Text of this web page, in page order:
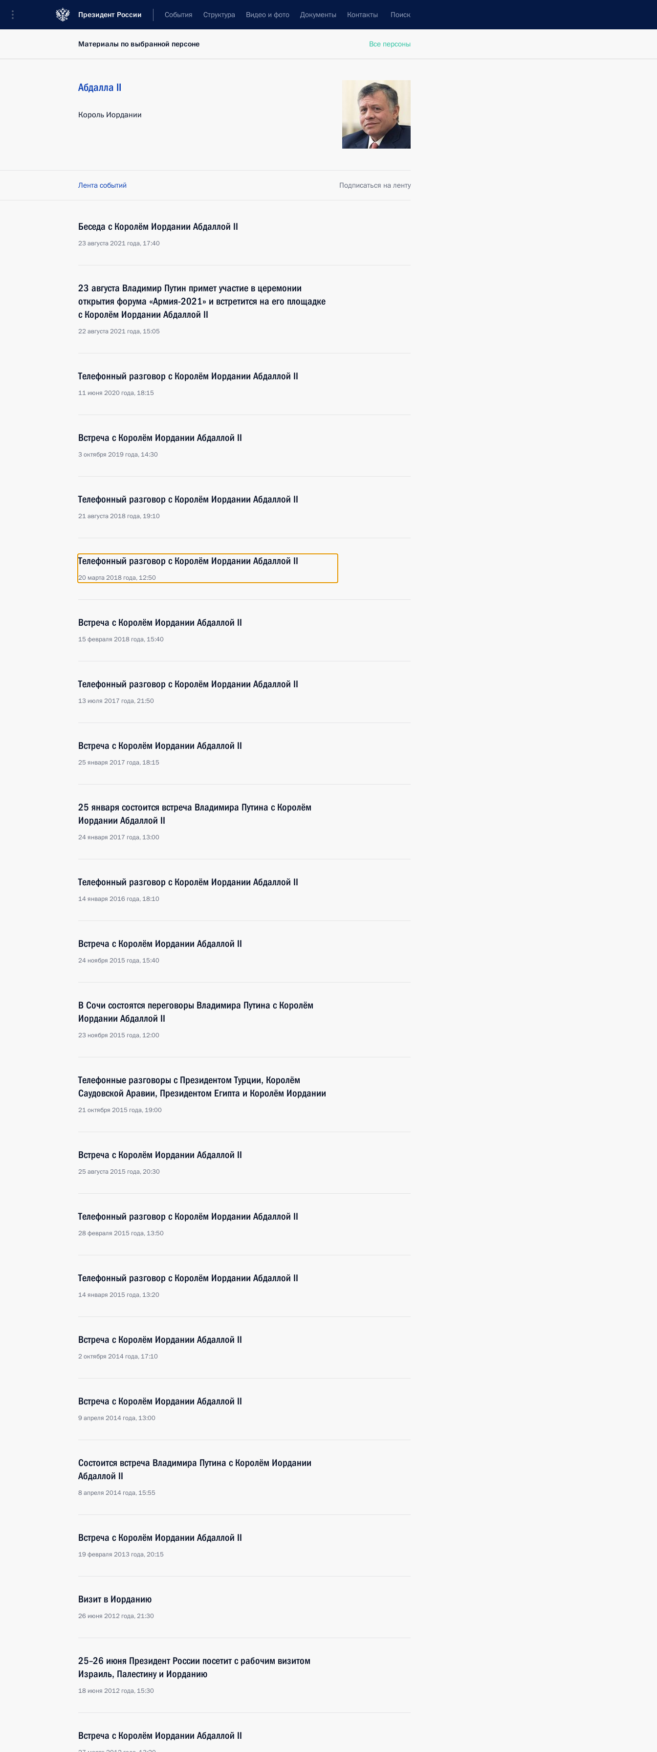
Президент России События Структура Видео и фото Документы Контакты Поиск
Все персоны
Материалы по выбранной персоне
Абдалла II
Король Иордании
Лента событий Подписаться на ленту
Беседа с Королём Иордании Абдаллой II
23 августа 2021 года, 17:40
23 августа Владимир Путин примет участие в церемонии
открытия форума «Армия-2021» и встретится на его площадке
с Королём Иордании Абдаллой II
22 августа 2021 года, 15:05
Телефонный разговор с Королём Иордании Абдаллой II
11 июня 2020 года, 18:15
Встреча с Королём Иордании Абдаллой II
3 октября 2019 года, 14:30
Телефонный разговор с Королём Иордании Абдаллой II
21 августа 2018 года, 19:10
Телефонный разговор с Королём Иордании Абдаллой II
20 марта 2018 года, 12:50
Встреча с Королём Иордании Абдаллой II
15 февраля 2018 года, 15:40
Телефонный разговор с Королём Иордании Абдаллой II
13 июля 2017 года, 21:50
Встреча с Королём Иордании Абдаллой II
25 января 2017 года, 18:15
25 января состоится встреча Владимира Путина с Королём
Иордании Абдаллой II
24 января 2017 года, 13:00
Телефонный разговор с Королём Иордании Абдаллой II
14 января 2016 года, 18:10
Встреча с Королём Иордании Абдаллой II
24 ноября 2015 года, 15:40
В Сочи состоятся переговоры Владимира Путина с Королём
Иордании Абдаллой II
23 ноября 2015 года, 12:00
Телефонные разговоры с Президентом Турции, Королём
Саудовской Аравии, Президентом Египта и Королём Иордании
21 октября 2015 года, 19:00
Встреча с Королём Иордании Абдаллой II
25 августа 2015 года, 20:30
Телефонный разговор с Королём Иордании Абдаллой II
28 февраля 2015 года, 13:50
Телефонный разговор с Королём Иордании Абдаллой II
14 января 2015 года, 13:20
Встреча с Королём Иордании Абдаллой II
2 октября 2014 года, 17:10
Встреча с Королём Иордании Абдаллой II
9 апреля 2014 года, 13:00
Состоится встреча Владимира Путина с Королём Иордании
Абдаллой II
8 апреля 2014 года, 15:55
Встреча с Королём Иордании Абдаллой II
19 февраля 2013 года, 20:15
Визит в Иорданию
26 июня 2012 года, 21:30
25–26 июня Президент России посетит с рабочим визитом
Израиль, Палестину и Иорданию
18 июня 2012 года, 15:30
Встреча с Королём Иордании Абдаллой II